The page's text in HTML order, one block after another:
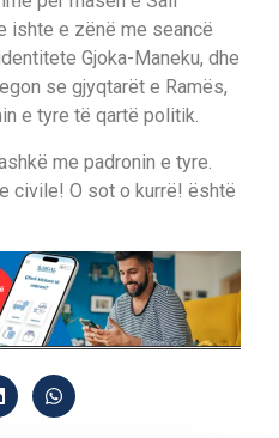
ishte e zënë me seancë
Gjoka-Maneku, dhe
se gjyqtarët e Ramës,
e tyre të qartë politik.
me padronin e tyre.
civile! O sot o kurrë! është